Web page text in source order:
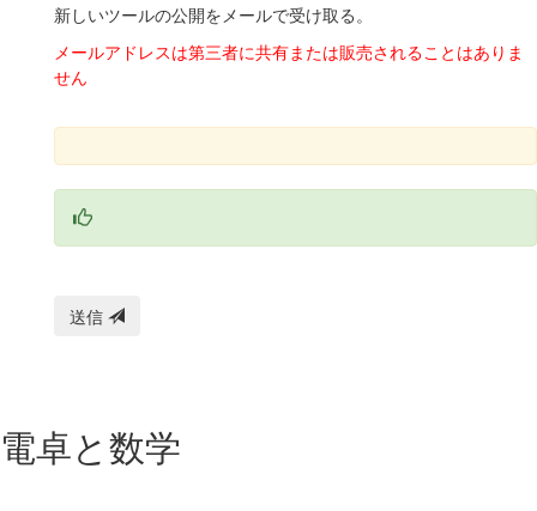
新しいツールの公開をメールで受け取る。
メールアドレスは第三者に共有または販売されることはありま
せん
送信
電卓と数学